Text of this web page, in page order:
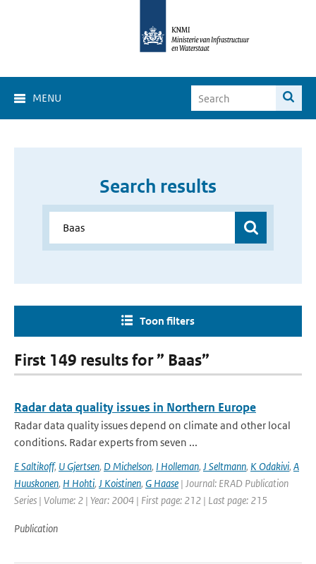
MENU
Search results
Toon filters
First 149 results for ” Baas”
Radar data quality issues in Northern Europe
Radar data quality issues depend on climate and other local
conditions. Radar experts from seven ...
E Saltikoff, U Gjertsen, D Michelson, I Holleman, J Seltmann, K Odakivi, A
Huuskonen, H Hohti, J Koistinen, G Haase | Journal: ERAD Publication
Series | Volume: 2 | Year: 2004 | First page: 212 | Last page: 215
Publication